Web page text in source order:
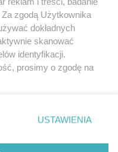
FACEBOOK KONTAKT
Muzyka i kultura
Archiwum wydarzeń
Zdjęcia miasta
zgodą Użytkownika
dokładnych
skanować
identyfikacji.
prosimy o zgodę na
strony
. Niektóre
USTAWIENIA